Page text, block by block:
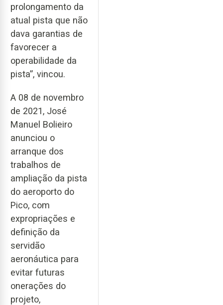
prolongamento da
atual pista que não
dava garantias de
favorecer a
operabilidade da
pista”, vincou.
A 08 de novembro
de 2021, José
Manuel Bolieiro
anunciou o
arranque dos
trabalhos de
ampliação da pista
do aeroporto do
Pico, com
expropriações e
definição da
servidão
aeronáutica para
evitar futuras
onerações do
projeto,